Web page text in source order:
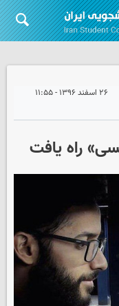
۲۶ اسفند ۱۳۹۶ - ۱۱:۵۵
راه یافت